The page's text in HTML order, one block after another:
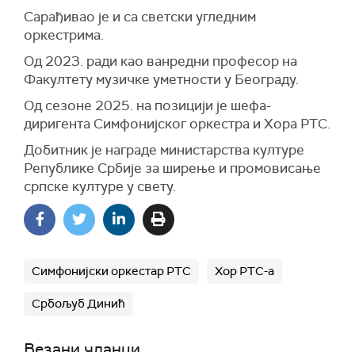
Сарађивао је и са светски угледним
оркестрима.
Од 2023. ради као ванредни професор на
Факултету музичке уметности у Београду.
Од сезоне 2025. на позицији је шефа-
диригента Симфонијског оркестра и Хора РТС.
Добитник је награде министарства културе
Републике Србије за ширење и промовисање
српске културе у свету.
Симфонијски оркестар РТС Хор РТС-а
Србољуб Динић